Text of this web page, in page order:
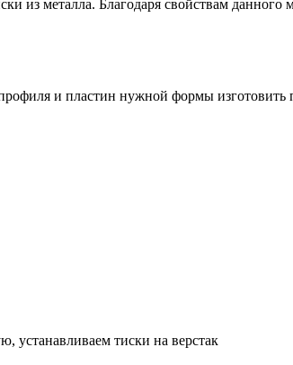
из металла. Благодаря свойствам
и пластин нужной формы изготовить
устанавливаем тиски на верстак